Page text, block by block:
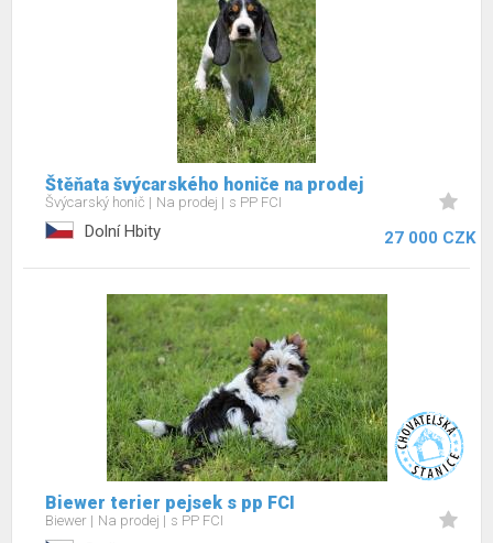
Štěňata švýcarského honiče na prodej
Švýcarský honič Na prodej s PP FCI
Dolní Hbity 27 000 CZK
Biewer terier pejsek s pp FCI
Biewer Na prodej s PP FCI